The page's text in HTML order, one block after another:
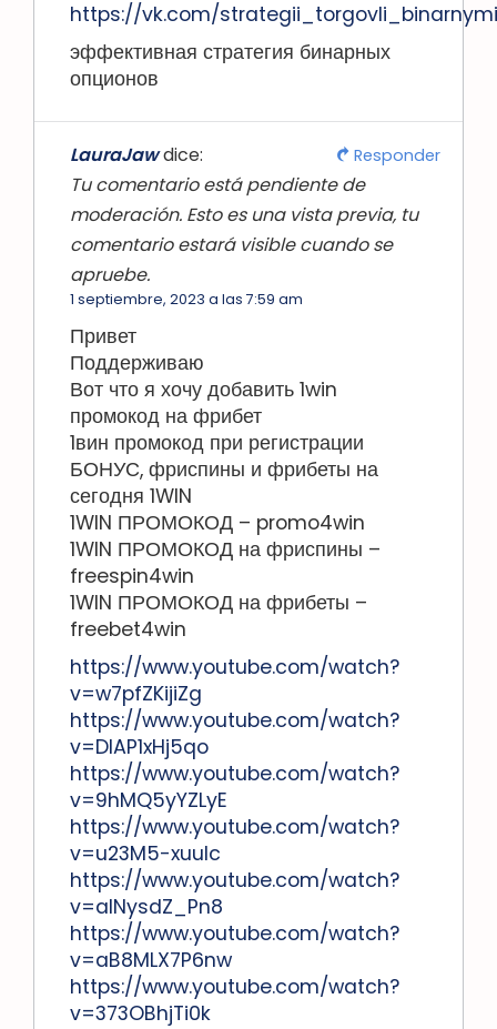
https://vk.com/strategii_torgovli_binarnymi
эффективная стратегия бинарных
опционов
LauraJawdice:
Tu comentario está pendiente de
moderación. Esto es una vista previa, tu
comentario estará visible cuando se
apruebe.
1 septiembre, 2023 a las 7:59 am
Привет
Поддерживаю
Вот что я хочу добавить 1win
промокод на фрибет
1вин промокод при регистрации
БОНУС, фриспины и фрибеты на
сегодня 1WIN
1WIN ПРОМОКОД – promo4win
1WIN ПРОМОКОД на фриспины –
freespin4win
1WIN ПРОМОКОД на фрибеты –
freebet4win
https://www.youtube.com/watch?
v=w7pfZKijiZg
https://www.youtube.com/watch?
v=DIAP1xHj5qo
https://www.youtube.com/watch?
v=9hMQ5yYZLyE
https://www.youtube.com/watch?
v=u23M5-xuuIc
https://www.youtube.com/watch?
v=alNysdZ_Pn8
https://www.youtube.com/watch?
v=aB8MLX7P6nw
https://www.youtube.com/watch?
v=373OBhjTi0k
Responder